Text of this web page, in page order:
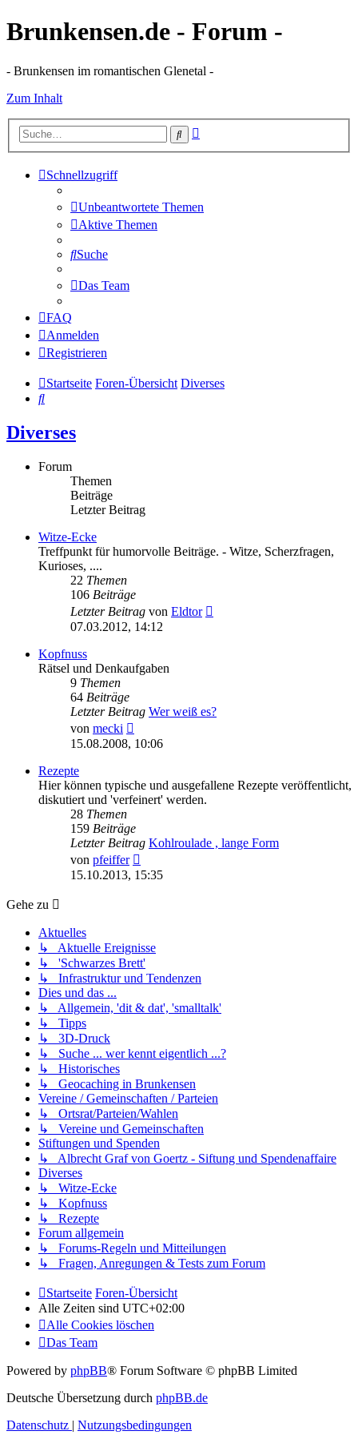
Brunkensen.de - Forum -
- Brunkensen im romantischen Glenetal -
Zum Inhalt
Suche
Schnellzugriff
Unbeantwortete Themen
Aktive Themen
Suche
Das Team
FAQ
Anmelden
Registrieren
Startseite Foren-Übersicht Diverses
Suche
Diverses
Forum
Themen
Beiträge
Letzter Beitrag
Witze-Ecke
Treffpunkt für humorvolle Beiträge. - Witze, Scherzfragen,
Kurioses, ....
22 Themen
106 Beiträge
Letzter Beitrag von Eldtor
07.03.2012, 14:12
Kopfnuss
Rätsel und Denkaufgaben
9 Themen
64 Beiträge
Letzter Beitrag Wer weiß es?
von mecki
Beitrag
15.08.2008, 10:06
Rezepte
Hier können typische und ausgefallene Rezepte veröffentlicht,
diskutiert und 'verfeinert' werden.
28 Themen
159 Beiträge
Letzter Beitrag Kohlroulade , lange Form
von pfeiffer
Beitrag
15.10.2013, 15:35
Gehe zu
Aktuelles
↳ Aktuelle Ereignisse
↳ 'Schwarzes Brett'
↳ Infrastruktur und Tendenzen
Dies und das ...
↳ Allgemein, 'dit & dat', 'smalltalk'
↳ Tipps
↳ 3D-Druck
↳ Suche ... wer kennt eigentlich ...?
↳ Historisches
↳ Geocaching in Brunkensen
Vereine / Gemeinschaften / Parteien
↳ Ortsrat/Parteien/Wahlen
↳ Vereine und Gemeinschaften
Stiftungen und Spenden
↳ Albrecht Graf von Goertz - Siftung und Spendenaffaire
Diverses
↳ Witze-Ecke
↳ Kopfnuss
↳ Rezepte
Forum allgemein
↳ Forums-Regeln und Mitteilungen
↳ Fragen, Anregungen & Tests zum Forum
Startseite Foren-Übersicht
Alle Zeiten sind UTC+02:00
Alle Cookies löschen
Das Team
Powered by phpBB® Forum Software © phpBB Limited
Deutsche Übersetzung durch phpBB.de
Datenschutz | Nutzungsbedingungen